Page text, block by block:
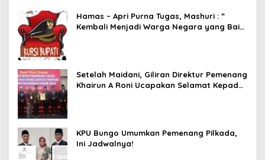
Hamas – Apri Purna Tugas, Mashuri : ”
Kembali Menjadi Warga Negara yang Baik,
Setelah Maidani, Giliran Direktur Pemenang
Khairun A Roni Ucapakan Selamat Kepada
KPU Bungo Umumkan Pemenang Pilkada,
Ini Jadwalnya!